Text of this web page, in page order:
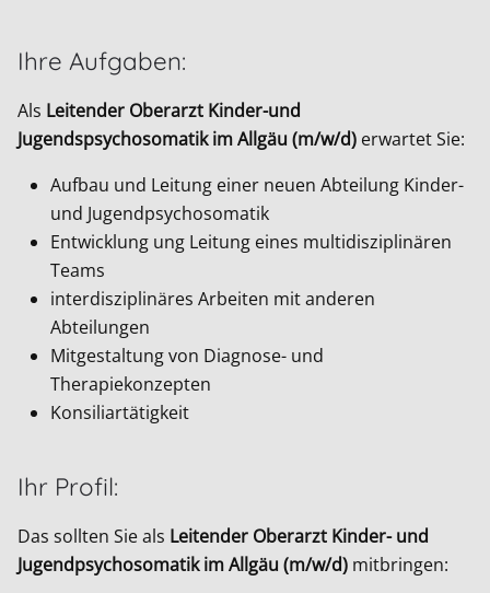
Ihre Aufgaben:
Als Leitender Oberarzt Kinder-und
Jugendspsychosomatik im Allgäu (m/w/d) erwartet Sie:
Aufbau und Leitung einer neuen Abteilung Kinder-
und Jugendpsychosomatik
Entwicklung ung Leitung eines multidisziplinären
Teams
interdisziplinäres Arbeiten mit anderen
Abteilungen
Mitgestaltung von Diagnose- und
Therapiekonzepten
Konsiliartätigkeit
Ihr Profil:
Das sollten Sie als Leitender Oberarzt Kinder- und
Jugendpsychosomatik im Allgäu (m/w/d) mitbringen: